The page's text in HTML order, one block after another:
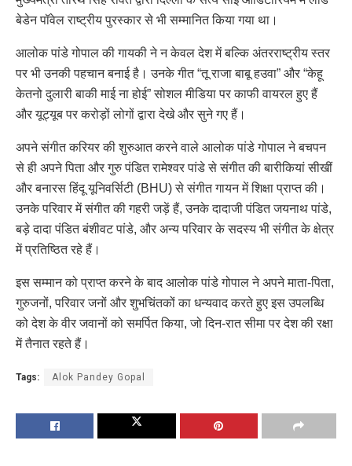
बेडेन पॉवेल राष्ट्रीय पुरस्कार से भी सम्मानित किया गया था।
आलोक पांडे गोपाल की गायकी ने न केवल देश में बल्कि अंतरराष्ट्रीय स्तर
पर भी उनकी पहचान बनाई है। उनके गीत “तू राजा बाबू हउवा” और “केहू
केतनो दुलारी बाकी माई ना होई” सोशल मीडिया पर काफी वायरल हुए हैं
और यूट्यूब पर करोड़ों लोगों द्वारा देखे और सुने गए हैं।
अपने संगीत करियर की शुरुआत करने वाले आलोक पांडे गोपाल ने बचपन
से ही अपने पिता और गुरु पंडित रामेश्वर पांडे से संगीत की बारीकियां सीखीं
और बनारस हिंदू यूनिवर्सिटी (BHU) से संगीत गायन में शिक्षा प्राप्त की।
उनके परिवार में संगीत की गहरी जड़ें हैं, उनके दादाजी पंडित जयनाथ पांडे,
बड़े दादा पंडित बंशीवट पांडे, और अन्य परिवार के सदस्य भी संगीत के क्षेत्र
में प्रतिष्ठित रहे हैं।
इस सम्मान को प्राप्त करने के बाद आलोक पांडे गोपाल ने अपने माता-पिता,
गुरुजनों, परिवार जनों और शुभचिंतकों का धन्यवाद करते हुए इस उपलब्धि
को देश के वीर जवानों को समर्पित किया, जो दिन-रात सीमा पर देश की रक्षा
में तैनात रहते हैं।
Tags: Alok Pandey Gopal